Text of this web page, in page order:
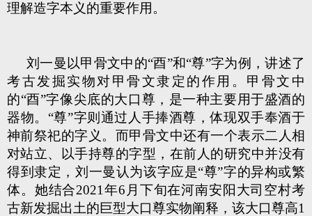
理解造字本义的重要作用。
刘一曼以甲骨文中的“酉”和“尊”字为例，讲述了
考古发掘实物对甲骨文隶定的作用。甲骨文中
的“酉”字像尖底的大口尊，是一种主要用于盛酒的
器物。“尊”字则通过人手捧酒尊，体现双手奉酒于
神前祭祀的字义。而甲骨文中还有一个表示二人相
对站立、以手持尊的字型，在前人的研究中并没有
得到隶定，刘一曼认为该字应是“尊”字的异构或繁
体。她结合2021年6月下旬在河南安阳大司空村考
古新发掘出土的巨型大口尊实物阐释，该大口尊高1